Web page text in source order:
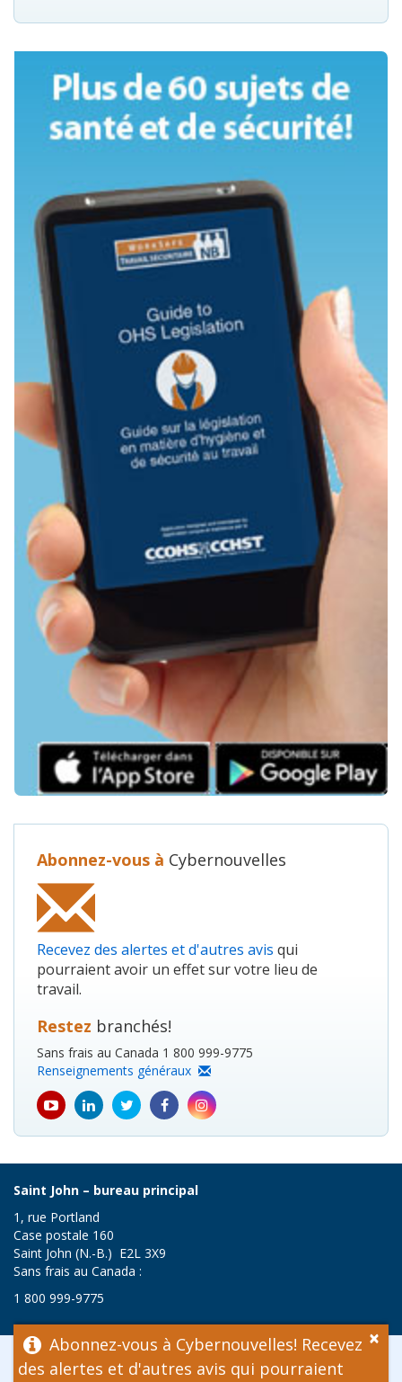
Abonnez-vous à Cybernouvelles
Recevez des alertes et d'autres avis qui
pourraient avoir un effet sur votre lieu de
travail.
Restez branchés!
Sans frais au Canada 1 800 999-9775
Renseignements généraux
youtube
icon
Linkedin
icon
Twitter
icon
Facebook
icon
Instagram
icon
Saint John – bureau principal
1, rue Portland
Case postale 160
Saint John (N.-B.) E2L 3X9
Sans frais au Canada :
1 800 999-9775
© Travail sécuritaire NB, 2026
×
Abonnez-vous à Cybernouvelles! Recevez
des alertes et d'autres avis qui pourraient